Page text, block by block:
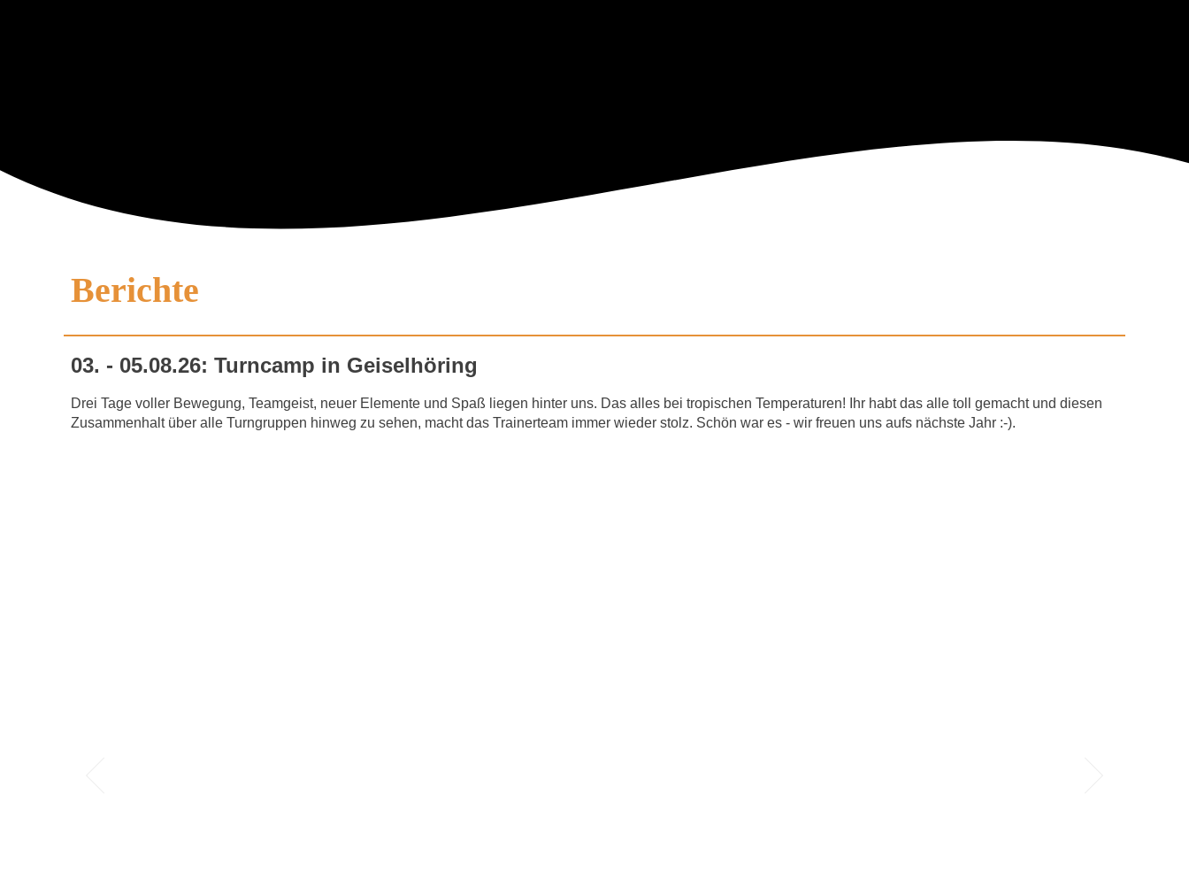
Berichte
03. - 05.08.26: Turncamp in Geiselhöring
Drei Tage voller Bewegung, Teamgeist, neuer Elemente und Spaß liegen hinter uns. Das alles bei tropischen Temperaturen! Ihr habt das alle toll gemacht und diesen
Zusammenhalt über alle Turngruppen hinweg zu sehen, macht das Trainerteam immer wieder stolz. Schön war es - wir freuen uns aufs nächste Jahr :-).